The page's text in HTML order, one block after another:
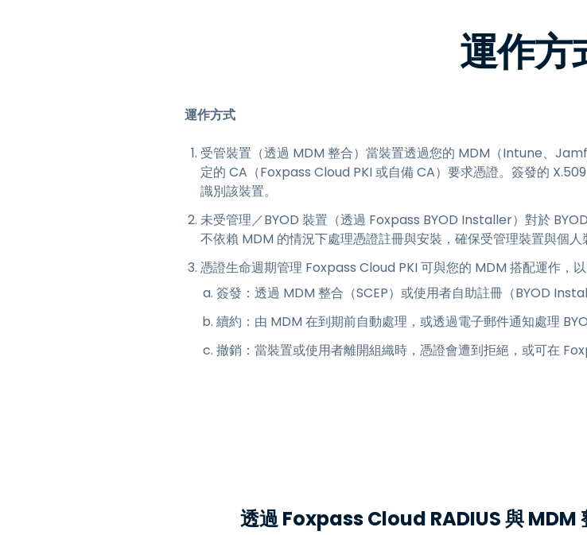
運作方
運作方式
受管裝置（透過 MDM 整合）當裝置透過您的 MDM（Intune、
定的 CA（Foxpass Cloud PKI 或自備 CA）要求憑證。簽發的
識別該裝置。
未受管理／BYOD 裝置（透過 Foxpass BYOD Installer）對於 BYOD
不依賴 MDM 的情況下處理憑證註冊與安裝，確保受管理裝置與個人
憑證生命週期管理 Foxpass Cloud PKI 可與您的 MDM 搭配運作，以
簽發：透過 MDM 整合（SCEP）或使用者自助註冊（BYOD
續約：由 MDM 在到期前自動處理，或透過電子郵件通知處理
撤銷：當裝置或使用者離開組織時，憑證會遭到拒絕，或可在
透過 Foxpass Cloud RADIUS 與 MDM